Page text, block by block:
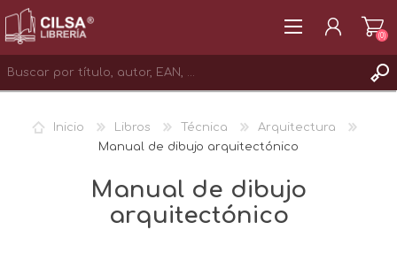
INICIAR SESIÓN
(0)
Inicio Libros Técnica
Arquitectura
Manual de dibujo arquitectónico
Manual de dibujo
arquitectónico